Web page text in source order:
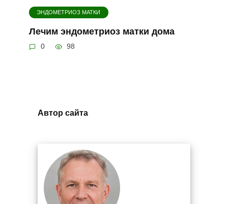
ЭНДОМЕТРИОЗ МАТКИ
Лечим эндометриоз матки дома
0 98
Автор сайта